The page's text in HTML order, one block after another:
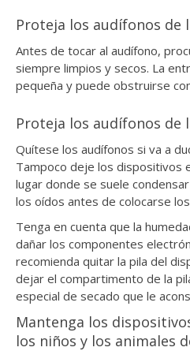
Proteja los audífonos de
Antes de tocar al audífono,
siempre limpios y secos. La
pequeña y puede obstruirse
Proteja los audífonos de
Quítese los audífonos si va a
Tampoco deje los dispositivos
lugar donde se suele
los oídos antes de colocarse
Tenga en cuenta que la
dañar los componentes
recomienda quitar la pila del
dejar el compartimento de la
especial de secado que le
Mantenga los
los niños y los animales